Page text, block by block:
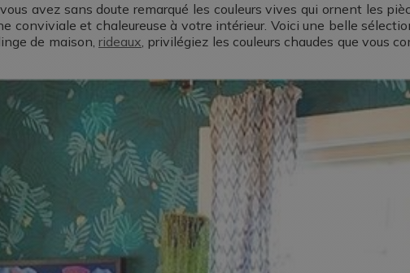
avez sans doute remarqué les couleurs vives qui ornent les
conviviale et chaleureuse à votre intérieur. Voici une belle
de maison, rideaux, privilégiez les couleurs chaudes que vous